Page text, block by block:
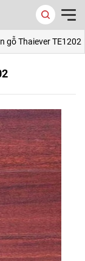
gỗ Thaiever TE1202